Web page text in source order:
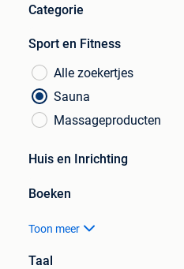
Categorie
Sport en Fitness
Alle zoekertjes
Sauna
Massageproducten
Huis en Inrichting
Boeken
Toon meer
Taal